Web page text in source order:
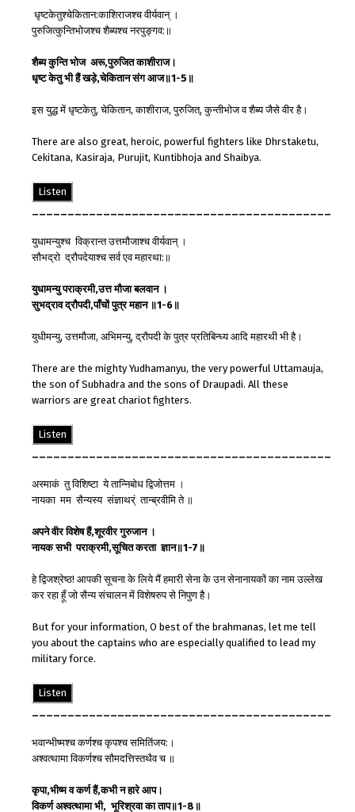
धृष्टकेतुश्चेकितान:काशिराजश्च वीर्यवान् ।
पुरुजित्कुन्तिभोजश्च शैब्यश्च नरपुङ्गव:॥
शैब्यकुन्ति भोज अरू,पुरुजितकाशीराज।
धृष्ट केतुभीहैंखड़े,चेकितानसंगआज॥1-5 ॥
इस युद्ध में धृष्टकेतु, चेकितान, काशीराज, पुरुजित्, कुन्तीभोज व शैब्य जैसे वीर है।
There are also great, heroic, powerful fighters like Dhrstaketu,
Cekitana, Kasiraja, Purujit, Kuntibhoja and Shaibya.
Listen
युधामन्युश्च विक्रान्त उत्तमौजाश्च वीर्यवान् ।
सौभद्रो द्रौपदेयाश्च सर्व एव महारथा:॥
युधामन्युपराक्रमी,उत्त मौजाबलवान ।
सुभद्रावद्रौपदी,पाँचोंपुत्रमहान ॥1-6 ॥
युधीमन्यु, उत्तमौजा, अभिमन्यु, द्रौपदी के पुत्र प्रतिबिन्ध्य आदि महारथी भी है।
There are the mighty Yudhamanyu, the very powerful Uttamauja,
the son of Subhadra and the sons of Draupadi. All these
warriors are great chariot fighters.
Listen
अस्माकं तु विशिष्टा ये तान्निबोध द्विजोत्तम ।
नायका मम सैन्यस्य संज्ञाथर्ं तान्ब्रवीमि ते ॥
अपनेवीरविशेषहैं,शूरवीरगुरुजान ।
नायकसभी पराक्रमी,सूचितकरता ज्ञान॥1-7 ॥
हे द्विजश्रेष्ठ! आपकी सूचना के लिये मैं हमारी सेना के उन सेनानायकों का नाम उल्लेख
कर रहा हूँ जो सैन्य संचालन में विशेषरुप से निपुण है।
But for your information, O best of the brahmanas, let me tell
you about the captains who are especially qualified to lead my
military force.
Listen
भवान्भीष्मश्च कर्णश्च कृपश्च समितिंजय:।
अश्वत्थामा विकर्णश्च सौमदत्तिस्तथैव च ॥
कृपा,भीष्मव कर्णहैं,कभी नहारेआप।
विकर्णअश्वत्थामाभी, भूरिश्रवाकाताप॥1-8 ॥